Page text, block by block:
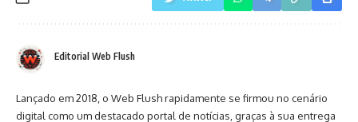
Editorial Web Flush
Lançado em 2018, o Web Flush rapidamente se firmou no cenário
digital como um destacado portal de notícias, graças à sua entrega